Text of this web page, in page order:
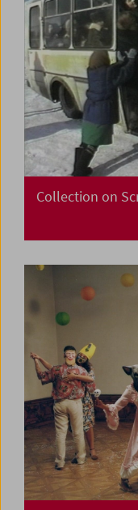
Collection on